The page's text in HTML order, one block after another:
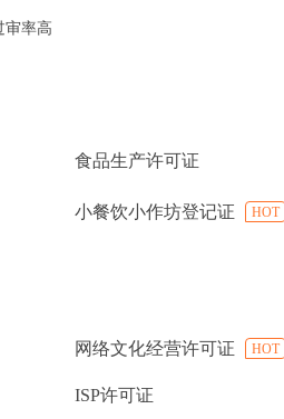
审率高
食品生产许可证
小餐饮小作坊登记证 HOT
网络文化经营许可证 HOT
ISP许可证